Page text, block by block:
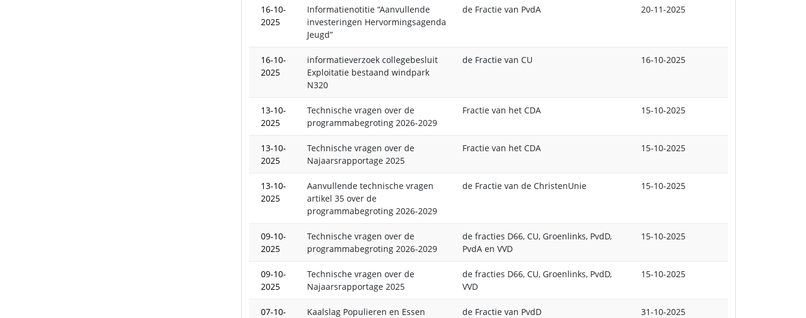
16-10-
2025
Informatienotitie “Aanvullende
investeringen Hervormingsagenda
Jeugd”
de Fractie van PvdA 20-11-2025
16-10-
2025
informatieverzoek collegebesluit
Exploitatie bestaand windpark
N320
de Fractie van CU 16-10-2025
13-10-
2025
Technische vragen over de
programmabegroting 2026-2029
Fractie van het CDA 15-10-2025
13-10-
2025
Technische vragen over de
Najaarsrapportage 2025
Fractie van het CDA 15-10-2025
13-10-
2025
Aanvullende technische vragen
artikel 35 over de
programmabegroting 2026-2029
de Fractie van de ChristenUnie 15-10-2025
09-10-
2025
Technische vragen over de
programmabegroting 2026-2029
de fracties D66, CU, Groenlinks, PvdD,
PvdA en VVD
15-10-2025
09-10-
2025
Technische vragen over de
Najaarsrapportage 2025
de fracties D66, CU, Groenlinks, PvdD,
VVD
15-10-2025
07-10-
Kaalslag Populieren en Essen
de Fractie van PvdD 31-10-2025